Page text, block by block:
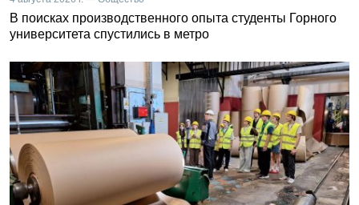
В поисках производственного опыта студенты Горного
университета спустились в метро